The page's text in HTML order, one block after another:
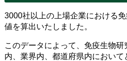
3000社以上の上場企業における
値を算出いたしました。
このデータによって、免疫生物
内、業界内、都道府県内におい